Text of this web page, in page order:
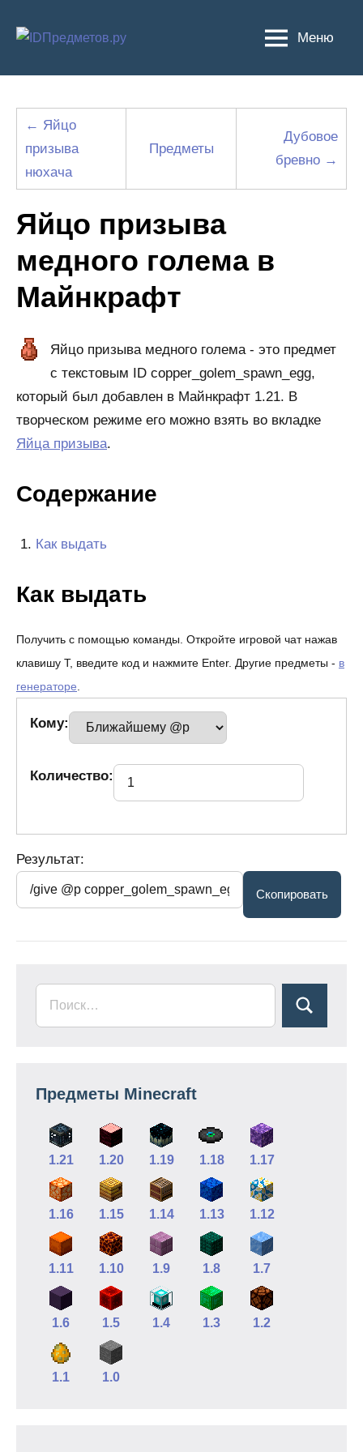
Меню
← Яйцо
призыва
нюхача
Предметы
Дубовое
бревно →
Яйцо призыва
медного голема в
Майнкрафт
Яйцо призыва медного голема - это предмет
с текстовым ID copper_golem_spawn_egg,
который был добавлен в Майнкрафт 1.21. В
творческом режиме его можно взять во вкладке
Яйца призыва.
Содержание
Как выдать
Как выдать
Получить с помощью команды. Откройте игровой чат нажав
клавишу T, введите код и нажмите Enter. Другие предметы - в
генераторе.
Кому:
Количество:
Результат:
Предметы Minecraft
1.21 1.20 1.19 1.18 1.17
1.16 1.15 1.14 1.13 1.12
1.11 1.10 1.9 1.8 1.7
1.6 1.5 1.4 1.3 1.2
1.1 1.0